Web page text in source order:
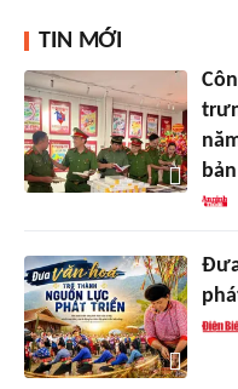
TIN MỚI